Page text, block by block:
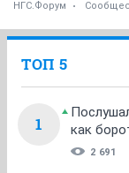
НГС.Форум
ТОП 5
1
как
2 691